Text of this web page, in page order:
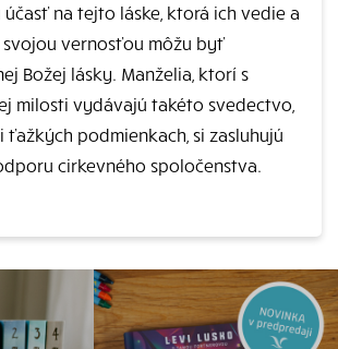
účasť na tejto láske, ktorá ich vedie a
svojou vernosťou môžu byť
Božej lásky. Manželia, ktorí s
milosti vydávajú takéto svedectvo,
ťažkých podmienkach, si zasluhujú
cirkevného spoločenstva.